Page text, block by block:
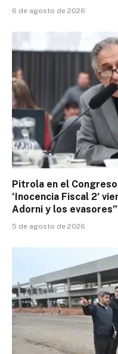
6 de agosto de 2026
Pitrola en el
‘Inocencia Fiscal 2’
Adorni y los evasores”
5 de agosto de 2026